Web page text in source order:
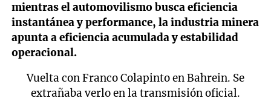
mientras el automovilismo busca eficiencia
instantánea y performance, la industria minera
apunta a eficiencia acumulada y estabilidad
operacional.
Vuelta con Franco Colapinto en Bahrein. Se
extrañaba verlo en la transmisión oficial.